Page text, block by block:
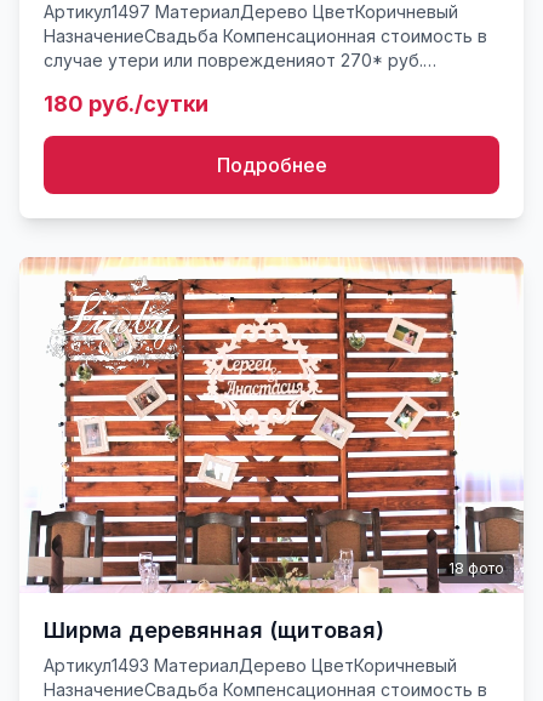
Артикул1497 МатериалДерево ЦветКоричневый
НазначениеСвадьба Компенсационная стоимость в
случае утери или поврежденияот 270* руб.
на 2,4 метра. Арка с...
180 руб./сутки
Подробнее
18 фото
Ширма деревянная (щитовая)
Артикул1493 МатериалДерево ЦветКоричневый
НазначениеСвадьба Компенсационная стоимость в